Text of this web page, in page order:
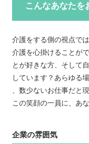
こんなあなた
介護をする側の視点で
介護を心掛けることが
とが好きな方、そして
しています？あらゆる
、数少ないお仕事だと
この笑顔の一員に、あ
企業の雰囲気